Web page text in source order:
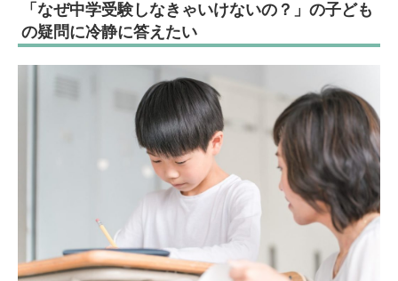
「なぜ中学受験しなきゃいけないの？」の子ども
の疑問に冷静に答えたい